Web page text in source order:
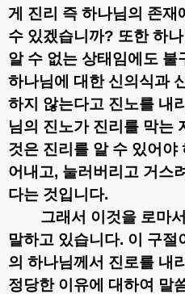
게 진리 즉 하나님의 존재
수 있겠습니까? 또한 하
알 수 없는 상태임에도 불
하나님에 대한 신의식과
하지 않는다고 진노를 내
님의 진노가 진리를 막는
것은 진리를 알 수 있어야
어내고, 눌러버리고 거스
다는 것입니다.
그래서 이것을 로마서
말하고 있습니다. 이 구절
의 하나님께서 진로를 내
정당한 이유에 대하여 말